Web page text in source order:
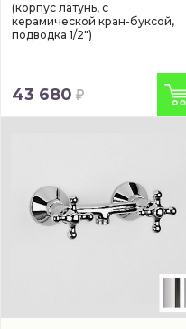
(корпус латунь, с
керамической кран-буксой,
подводка 1/2")
43 680